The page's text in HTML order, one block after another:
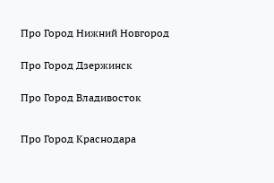
Про Город Нижний Новгород
Про Город Дзержинск
Про Город Владивосток
Про Город Краснодара